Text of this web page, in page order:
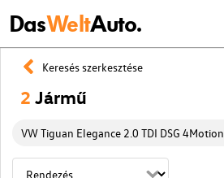
DasWeltAuto.
Keresés szerkesztése
2 Jármű
VW Tiguan Elegance 2.0 TDI DSG 4Motion